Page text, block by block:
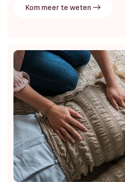
Kom meer te weten ->